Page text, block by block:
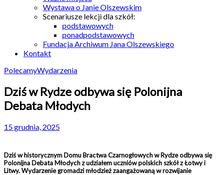
Wystawa o Janie Olszewskim
Scenariusze lekcji dla szkół:
podstawowych
ponadpodstawowych
Fundacja Archiwum Jana Olszewskiego
Kontakt
PolecamyWydarzenia
Dziś w Rydze odbywa się Polonijna
Debata Młodych
15 grudnia, 2025
Dziś w historycznym Domu Bractwa Czarnogłowych w Rydze odbywa się
Polonijna Debata Młodych z udziałem uczniów polskich szkół z Łotwy i
Litwy. Wydarzenie gromadzi młodzież zaangażowaną w rozwijanie